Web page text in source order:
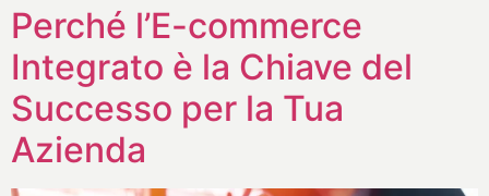
Perché l’E-commerce
Integrato è la Chiave del
Successo per la Tua
Azienda